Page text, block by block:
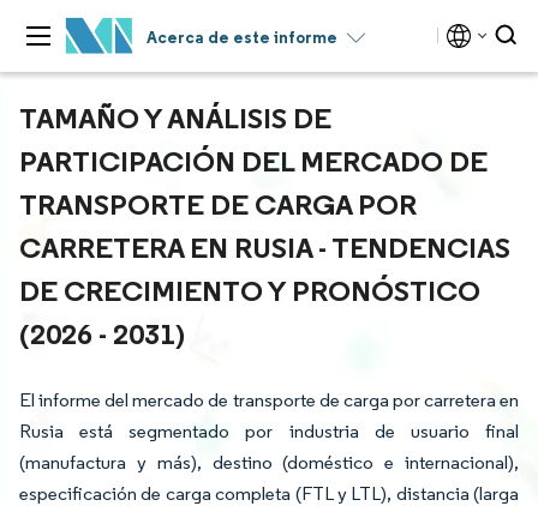
Acerca de este informe
TAMAÑO Y ANÁLISIS DE
PARTICIPACIÓN DEL MERCADO DE
TRANSPORTE DE CARGA POR
CARRETERA EN RUSIA - TENDENCIAS
DE CRECIMIENTO Y PRONÓSTICO
(2026 - 2031)
El informe del mercado de transporte de carga por carretera en
Rusia está segmentado por industria de usuario final
(manufactura y más), destino (doméstico e internacional),
especificación de carga completa (FTL y LTL), distancia (larga